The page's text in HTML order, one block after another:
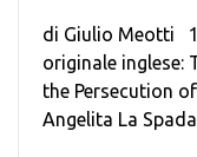
di Giulio Meotti
originale inglese:
the Persecution
Angelita La